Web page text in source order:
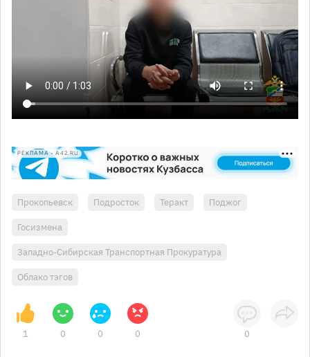
РЕКЛАМА • A42.RU
Прокопьевск Подросток Теракт Поджог
Госизмена
Западно-Сибирская Транспортная Прокуратура
Облако тэгов
1 0 0 0 0